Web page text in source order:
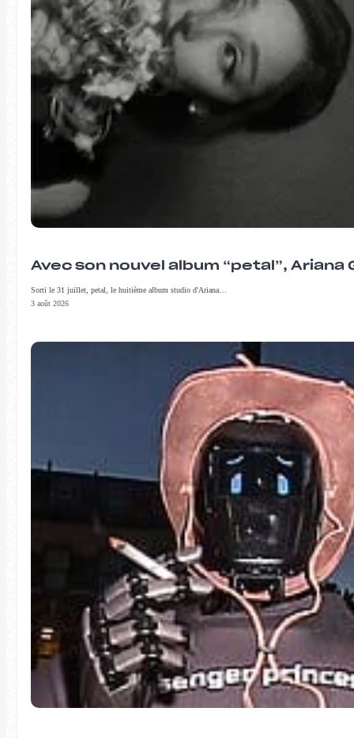
Avec son nouvel album “petal”,
Sorti le 31 juillet, petal, le huitième album studio d'Ariana…
3 août 2026